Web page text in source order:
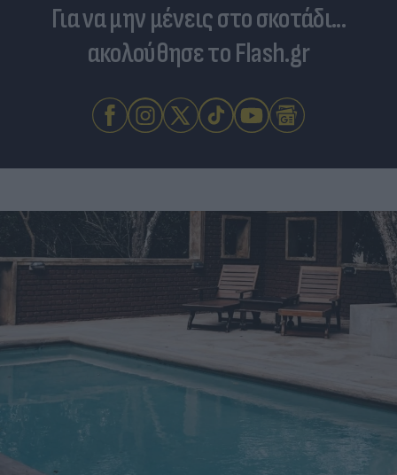
Για να μην μένεις στο σκοτάδι...
ακολούθησε το Flash.gr